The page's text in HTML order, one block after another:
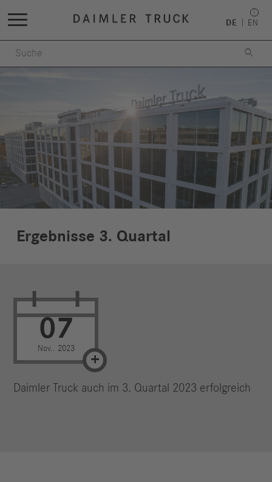
DE EN

Ergebnisse 3. Quartal
07
Nov.. 2023
Daimler Truck auch im 3. Quartal 2023 erfolgreich